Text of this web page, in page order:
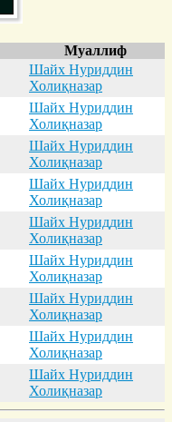
Муаллиф
Шайх Нуриддин
Холиқназар
Шайх Нуриддин
Холиқназар
Шайх Нуриддин
Холиқназар
Шайх Нуриддин
Холиқназар
Шайх Нуриддин
Холиқназар
Шайх Нуриддин
Холиқназар
Шайх Нуриддин
Холиқназар
Шайх Нуриддин
Холиқназар
Шайх Нуриддин
Холиқназар